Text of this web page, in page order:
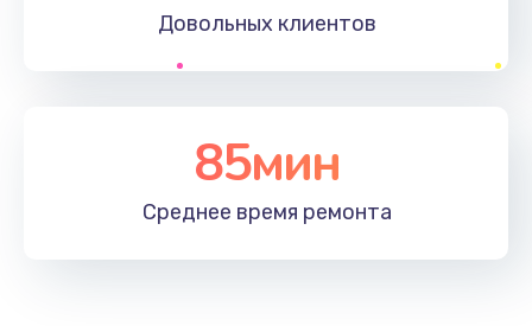
Довольных клиентов
85мин
Среднее время ремонта